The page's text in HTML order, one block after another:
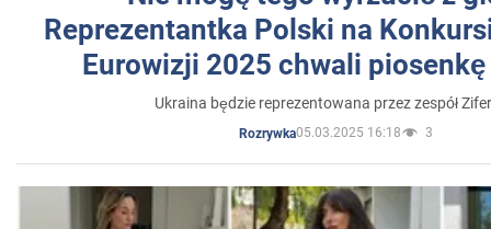
Reprezentantka Polski na
Eurowizji 2025 chwali
Ukraina będzie reprezentowana przez zespół
Rozrywka05.03.2025 16:18 3